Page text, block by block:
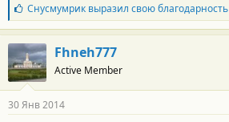
Б
л
а
г
о
д
а
н
Снусмумриквыразил свою благодарность
Fhneh777
Active Member
30 Янв 2014